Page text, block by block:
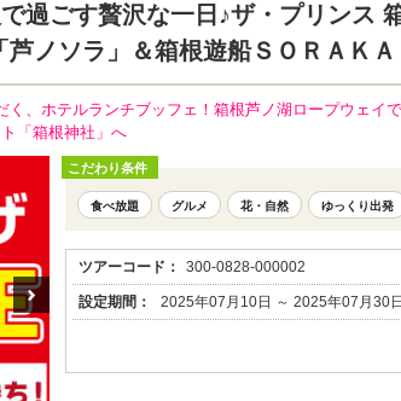
過ごす贅沢な一日♪ザ・プリンス
ノソラ」＆箱根遊船ＳＯＲＡＫ
、ホテルランチブッフェ！箱根芦ノ湖ロープウェイ
「箱根神社」へ
こだわり条件
食べ放題 グルメ 花・自然 ゆっくり出発
ツアーコード： 300-0828-000002
設定期間： 2025年07月10日 ～ 2025年07月30日